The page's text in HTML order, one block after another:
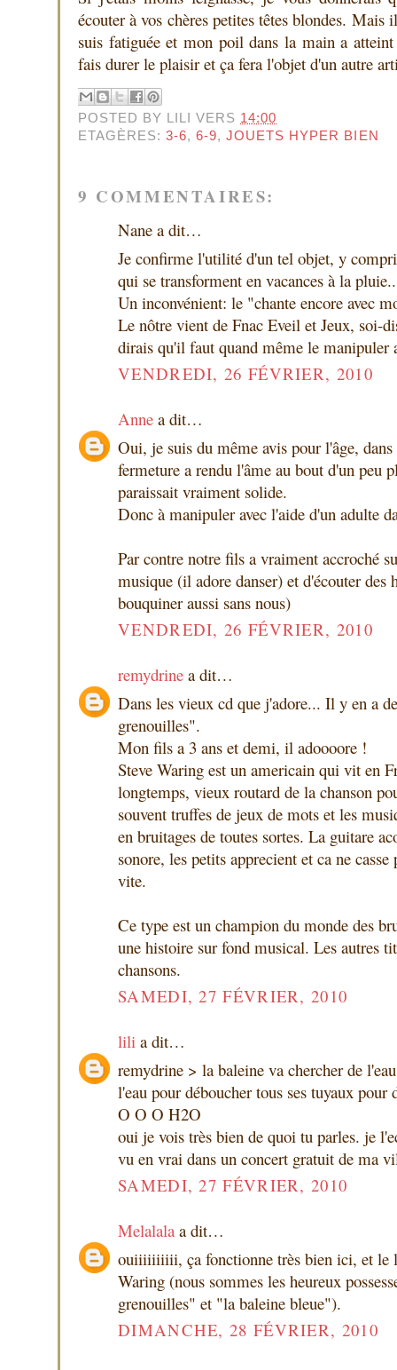
écouter à vos chères petites têtes blondes. Mais
suis fatiguée et mon poil dans la main a
fais durer le plaisir et ça fera l'objet d'un autre
POSTED BY VERS 14:00
ETAGÈRES:3-6,6-9,JOUETS HYPER BIEN
9 COMMENTAIRES:
Nane a dit…
Je confirme l'utilité d'un tel objet, y
qui se transforment en vacances à la
Un inconvénient: le "chante encore avec
Le nôtre vient de Fnac Eveil et Jeux, soi-
dirais qu'il faut quand même le manipuler
VENDREDI, 26 FÉVRIER, 2010
Anne a dit…
Oui, je suis du même avis pour l'âge,
fermeture a rendu l'âme au bout d'un peu
paraissait vraiment solide.
Donc à manipuler avec l'aide d'un adulte
Par contre notre fils a vraiment accroché
musique (il adore danser) et d'écouter
bouquiner aussi sans nous)
VENDREDI, 26 FÉVRIER, 2010
remydrine a dit…
Dans les vieux cd que j'adore... Il y en a
grenouilles".
Mon fils a 3 ans et demi, il adoooore !
Steve Waring est un americain qui vit en
longtemps, vieux routard de la chanson
souvent truffes de jeux de mots et les
en bruitages de toutes sortes. La guitare
sonore, les petits apprecient et ca ne
vite.
Ce type est un champion du monde des
une histoire sur fond musical. Les autres
chansons.
SAMEDI, 27 FÉVRIER, 2010
lili a dit…
remydrine > la baleine va chercher de
l'eau pour déboucher tous ses tuyaux pour
O O O H2O
oui je vois très bien de quoi tu parles. je
vu en vrai dans un concert gratuit de ma
SAMEDI, 27 FÉVRIER, 2010
Melalala a dit…
ouiiiiiiiiii, ça fonctionne très bien ici, et le
Waring (nous sommes les heureux
grenouilles" et "la baleine bleue").
DIMANCHE, 28 FÉVRIER, 2010